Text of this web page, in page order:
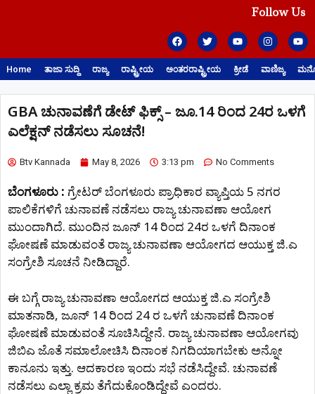
Follow Us
Home ತಾಜಾ ಸುದ್ದಿ ರಾಜ್ಯ ರಾಷ್ಟ್ರೀಯ ಅಂತರರಾಷ್ಟ್ರೀಯ ಕ್ರೀಡೆ ವಾಣಿಜ್ಯ
GBA ಚುನಾವಣೆಗೆ ಡೇಟ್ ಫಿಕ್ಸ್ – ಜೂ.14 ರಿಂದ 24ರ ಒಳಗೆ
ಎಲೆಕ್ಷನ್ ನಡೆಸಲು ಸೂಚನೆ!
Btv Kannada May 8, 2026 3:13 pm No Comments
ಬೆಂಗಳೂರು : ಗ್ರೇಟರ್ ಬೆಂಗಳೂರು ಪ್ರಾಧಿಕಾರ ವ್ಯಾಪ್ತಿಯ 5 ನಗರ
ಪಾಲಿಕೆಗಳಿಗೆ ಚುನಾವಣೆ ನಡೆಸಲು ರಾಜ್ಯ ಚುನಾವಣಾ ಆಯೋಗ
ಮುಂದಾಗಿದೆ. ಮುಂದಿನ ಜೂನ್‌ 14 ರಿಂದ 24ರ ಒಳಗೆ ದಿನಾಂಕ
ಘೋಷಣೆ ಮಾಡುವಂತೆ ರಾಜ್ಯ ಚುನಾವಣಾ ಆಯೋಗದ ಆಯುಕ್ತ ಜಿ.ಎ
ಸಂಗ್ರೇಶಿ ಸೂಚನೆ ನೀಡಿದ್ದಾರೆ.
ಈ ಬಗ್ಗೆ ರಾಜ್ಯ ಚುನಾವಣಾ ಆಯೋಗದ ಆಯುಕ್ತ ಜಿ.ಎ ಸಂಗ್ರೇಶಿ
ಮಾತನಾಡಿ, ಜೂನ್ 14 ರಿಂದ 24 ರ ಒಳಗೆ ಚುನಾವಣೆ ದಿನಾಂಕ
ಘೋಷಣೆ ಮಾಡುವಂತೆ ಸೂಚಿಸಿದ್ದೇನೆ. ರಾಜ್ಯ ಚುನಾವಣಾ ಆಯೋಗವು
ಜಿಬಿಎ ಜೊತೆ ಸಮಾಲೋಚಿಸಿ ದಿನಾಂಕ ನಿಗದಿಯಾಗಬೇಕು ಅನ್ನೋ
ಕಾನೂನು ಇತ್ತು. ಆದಕಾರಣ ಇಂದು ಸಭೆ ನಡೆಸಿದ್ದೇವೆ. ಚುನಾವಣೆ
ನಡೆಸಲು ಎಲ್ಲಾ ಕ್ರಮ ತೆಗೆದುಕೊಂಡಿದ್ದೇವೆ ಎಂದರು.